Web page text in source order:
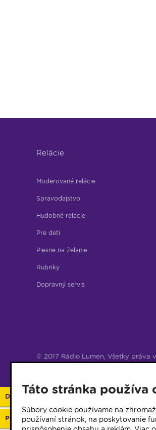
Relácie
Moderované relácie
Spravodajstvo
Hudobné relácie
Pre deti
Piesne na želanie
Rubriky
Dopravný servis
© 2017 Rádio Lumen, Všetky práva
Darujte 2%
Podporte vaše rádio
Táto stránka používa
Súbory cookie používame na
používaní stránok, na poskytovanie